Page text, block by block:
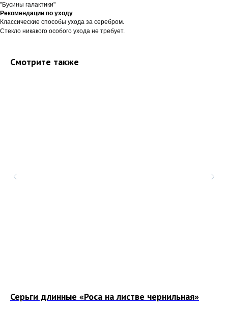
"Бусины галактики"
Рекомендации по уходу
Классические способы ухода за серебром.
Стекло никакого особого ухода не требует.
Смотрите также
Серьги длинные «Роса на листве чернильная»